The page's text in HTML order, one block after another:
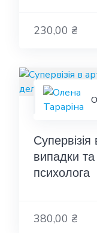
230,00 ₴
Супервізія
випадки та
психолога
380,00 ₴